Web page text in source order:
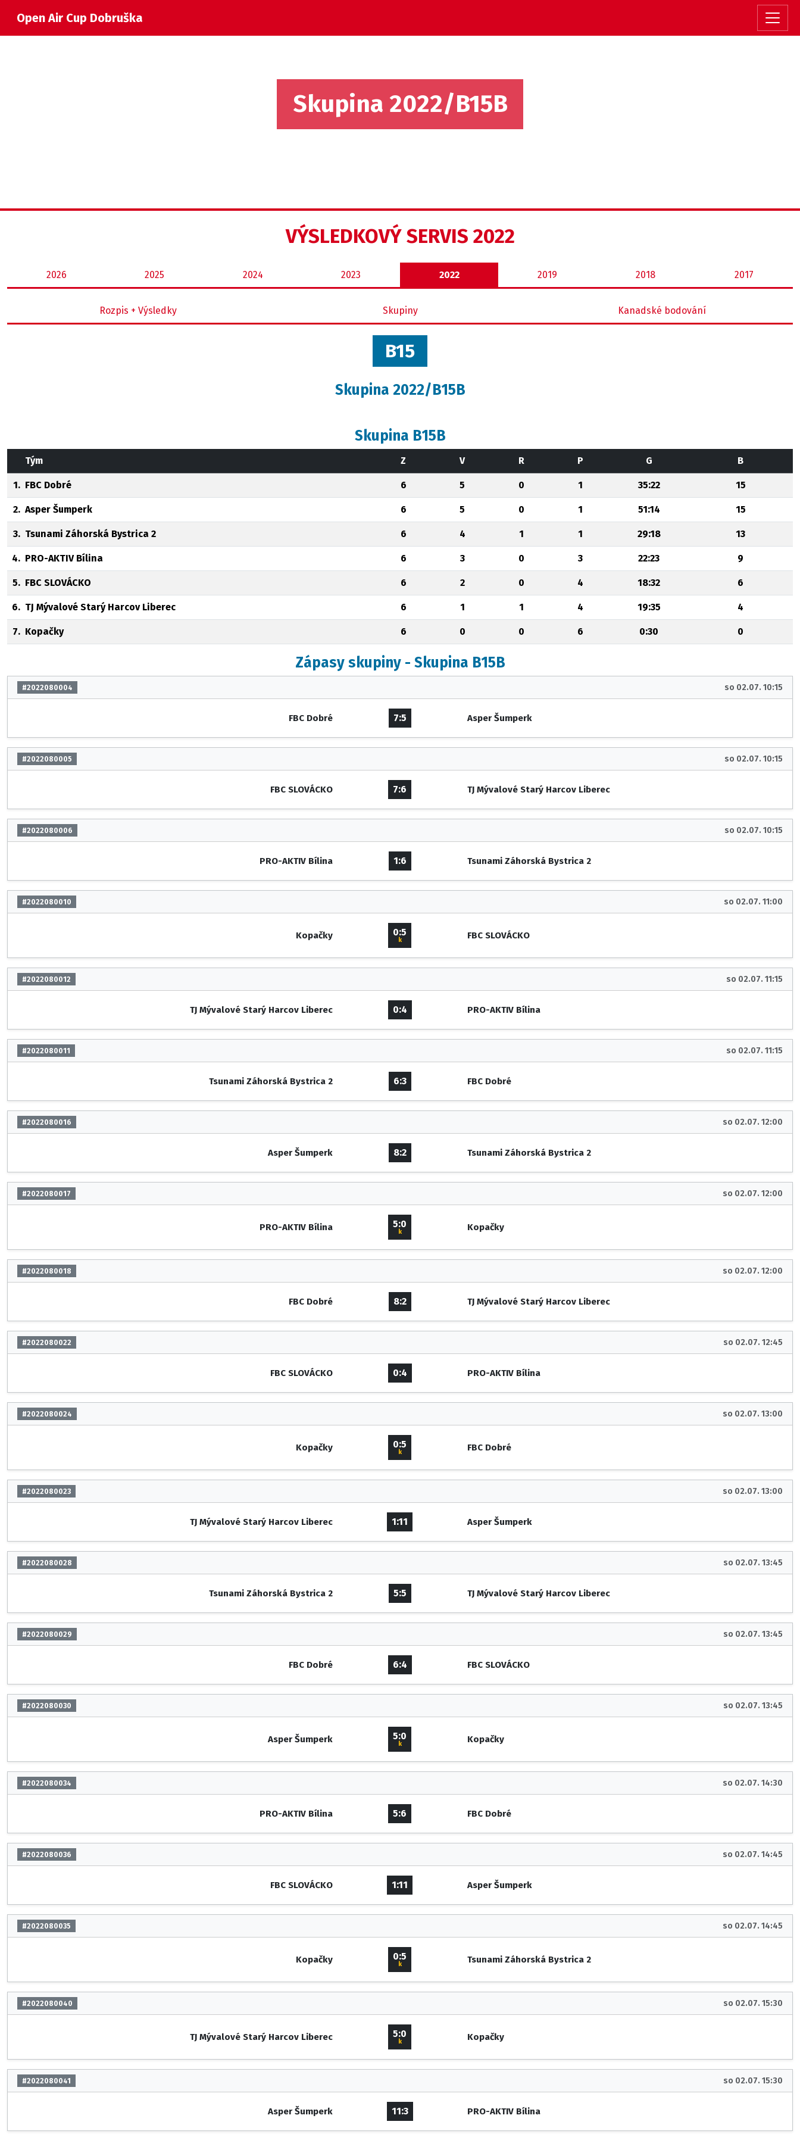
Open Air Cup Dobruška
Skupina 2022/B15B
VÝSLEDKOVÝ SERVIS 2022
2026 2025 2024 2023 2022 2019 2018 2017
Rozpis + Výsledky Skupiny Kanadské bodování
B15
Skupina 2022/B15B
Skupina B15B
Tým Z V R P G B
1. FBC Dobré 6 5 0 1 35:22 15
2. Asper Šumperk 6 5 0 1 51:14 15
3. Tsunami Záhorská Bystrica 2 6 4 1 1 29:18 13
4. PRO-AKTIV Bílina 6 3 0 3 22:23 9
5. FBC SLOVÁCKO 6 2 0 4 18:32 6
6. TJ Mývalové Starý Harcov Liberec 6 1 1 4 19:35 4
7. Kopačky 6 0 0 6 0:30 0
Zápasy skupiny - Skupina B15B
#2022080004 so 02.07. 10:15
FBC Dobré 7:5 Asper Šumperk
#2022080005 so 02.07. 10:15
FBC SLOVÁCKO 7:6 TJ Mývalové Starý Harcov Liberec
#2022080006 so 02.07. 10:15
PRO-AKTIV Bílina 1:6 Tsunami Záhorská Bystrica 2
#2022080010 so 02.07. 11:00
Kopačky 0:5
k FBC SLOVÁCKO
#2022080012 so 02.07. 11:15
TJ Mývalové Starý Harcov Liberec 0:4 PRO-AKTIV Bílina
#2022080011 so 02.07. 11:15
Tsunami Záhorská Bystrica 2 6:3 FBC Dobré
#2022080016 so 02.07. 12:00
Asper Šumperk 8:2 Tsunami Záhorská Bystrica 2
#2022080017 so 02.07. 12:00
PRO-AKTIV Bílina 5:0
k Kopačky
#2022080018 so 02.07. 12:00
FBC Dobré 8:2 TJ Mývalové Starý Harcov Liberec
#2022080022 so 02.07. 12:45
FBC SLOVÁCKO 0:4 PRO-AKTIV Bílina
#2022080024 so 02.07. 13:00
Kopačky 0:5
k FBC Dobré
#2022080023 so 02.07. 13:00
TJ Mývalové Starý Harcov Liberec 1:11 Asper Šumperk
#2022080028 so 02.07. 13:45
Tsunami Záhorská Bystrica 2 5:5 TJ Mývalové Starý Harcov Liberec
#2022080029 so 02.07. 13:45
FBC Dobré 6:4 FBC SLOVÁCKO
#2022080030 so 02.07. 13:45
Asper Šumperk 5:0
k Kopačky
#2022080034 so 02.07. 14:30
PRO-AKTIV Bílina 5:6 FBC Dobré
#2022080036 so 02.07. 14:45
FBC SLOVÁCKO 1:11 Asper Šumperk
#2022080035 so 02.07. 14:45
Kopačky 0:5
k Tsunami Záhorská Bystrica 2
#2022080040 so 02.07. 15:30
TJ Mývalové Starý Harcov Liberec 5:0
k Kopačky
#2022080041 so 02.07. 15:30
Asper Šumperk 11:3 PRO-AKTIV Bílina